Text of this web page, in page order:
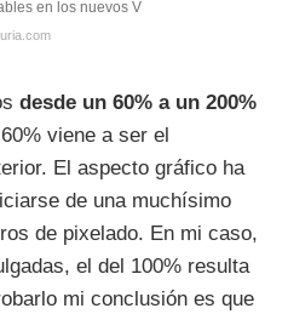
en los nuevos V
desde un 60% a un 200%
viene a ser el
El aspecto gráfico ha
de una muchísimo
de pixelado. En mi caso,
el del 100% resulta
mi conclusión es que